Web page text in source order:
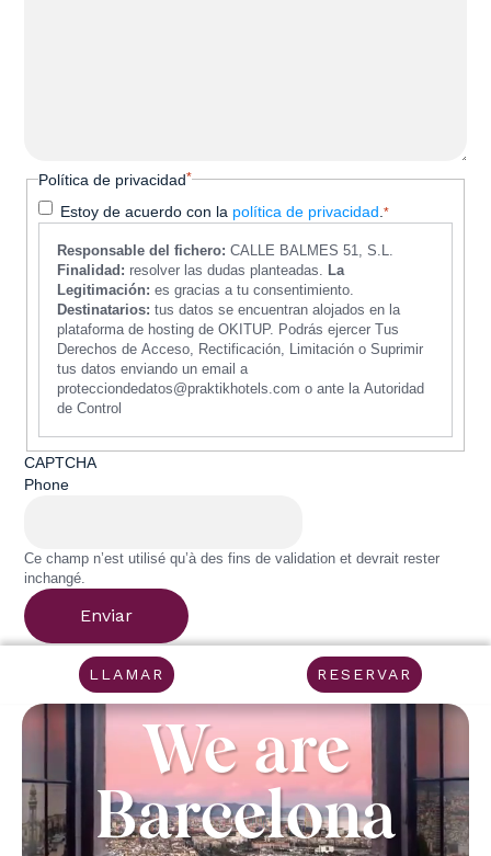
Política de privacidad*
Estoy de acuerdo con la política de privacidad *
Responsable del fichero: CALLE BALMES 51, S.L.
Finalidad: resolver las dudas planteadas. La
Legitimación: es gracias a tu consentimiento.
Destinatarios: tus datos se encuentran alojados en la
plataforma de hosting de OKITUP. Podrás ejercer Tus
Derechos de Acceso, Rectificación, Limitación o Suprimir
tus datos enviando un email a
protecciondedatos@praktikhotels.com o ante la Autoridad
de Control
CAPTCHA
Phone
Ce champ n’est utilisé qu’à des fins de validation et devrait rester
inchangé.
LLAMAR RESERVAR
We are
Barcelona